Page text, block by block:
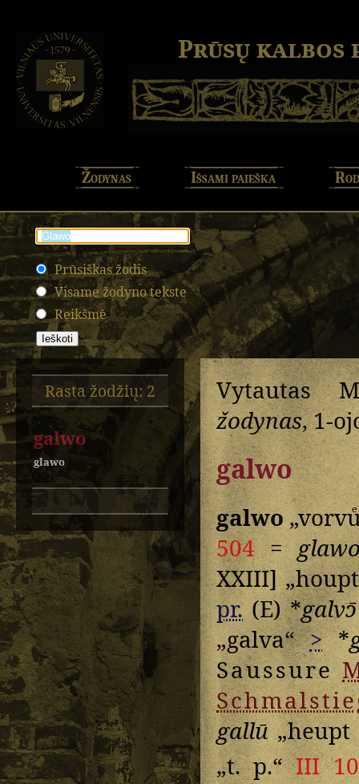
Prūsų kalbos
Žodynas Išsami paieška
Prūsiškas žodis
Visame žodyno tekste
Reikšmė
Rasta žodžių: 2
galwo
glawo
Vytautas
žodynas, 1-
galwo
galwo
504=
XXIII]
pr.(E) *galvɔ̄
„galva“>*
Saussure
gallū„heupt
„t. p.“III